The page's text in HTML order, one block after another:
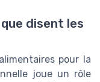
disent les
pour la
joue un rôle